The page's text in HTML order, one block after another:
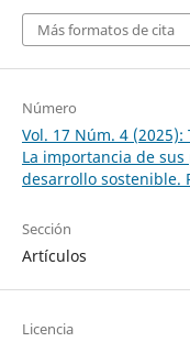
Más formatos de cita
Número
Vol. 17 Núm. 4
La importancia de
desarrollo sostenible.
Sección
Artículos
Licencia